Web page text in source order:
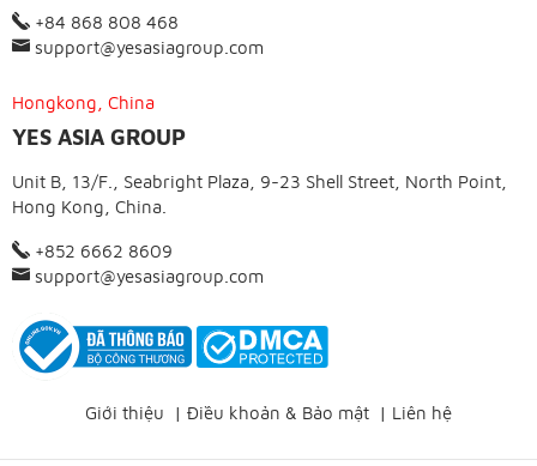
+84 868 808 468
support@yesasiagroup.com
Hongkong, China
YES ASIA GROUP
Unit B, 13/F., Seabright Plaza, 9-23 Shell Street, North Point,
Hong Kong, China.
+852 6662 8609
support@yesasiagroup.com
Giới thiệu | Điều khoản & Bảo mật | Liên hệ